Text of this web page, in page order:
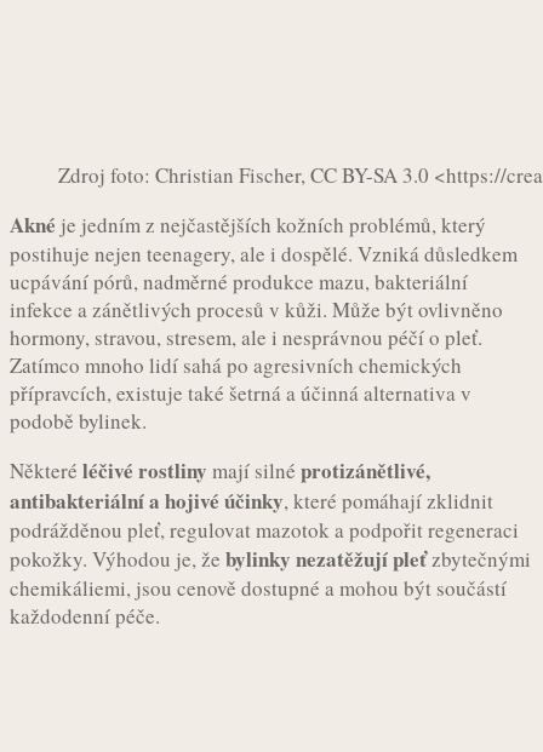
Zdroj foto: Christian Fischer, CC BY-SA 3.0 <https://
Akné je jedním z nejčastějších kožních problémů, který
postihuje nejen teenagery, ale i dospělé. Vzniká důsledkem
ucpávání pórů, nadměrné produkce mazu, bakteriální
infekce a zánětlivých procesů v kůži. Může být ovlivněno
hormony, stravou, stresem, ale i nesprávnou péčí o pleť.
Zatímco mnoho lidí sahá po agresivních chemických
přípravcích, existuje také šetrná a účinná alternativa v
podobě bylinek.
Některé léčivé rostliny mají silné protizánětlivé,
antibakteriální a hojivé účinky, které pomáhají zklidnit
podrážděnou pleť, regulovat mazotok a podpořit regeneraci
pokožky. Výhodou je, že bylinky nezatěžují pleťzbytečnými
chemikáliemi, jsou cenově dostupné a mohou být součástí
každodenní péče.